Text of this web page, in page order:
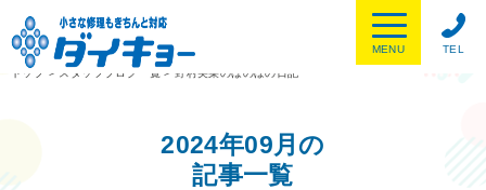
TEL
MENU
トップ
> スタッフブログ一覧 >野村美菜のほのぼの日記
2024年09月の
記事一覧